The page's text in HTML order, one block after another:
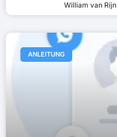
William van Rijn
ANLEITUNG